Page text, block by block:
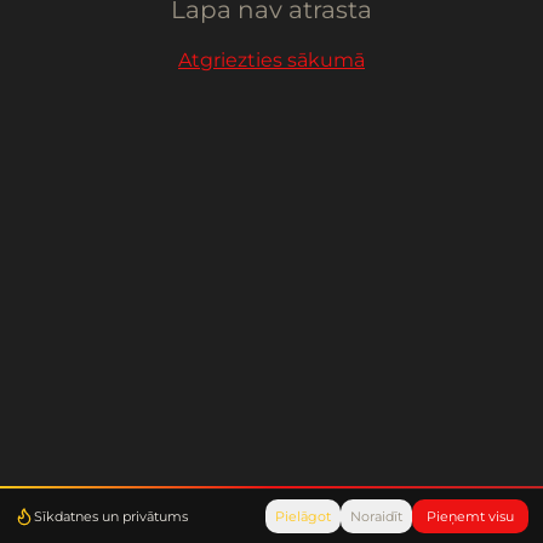
Sīkdatnes un privātums Pielāgot Noraidīt Pieņemt visu
Lapa nav atrasta
Atgriezties sākumā